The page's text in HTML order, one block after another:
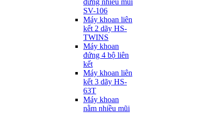
đứng nhiều mũi
SV-106
Máy khoan liên
kết 2 dãy HS-
TWINS
Máy khoan
đứng 4 bộ liên
kết
Máy khoan liên
kết 3 dãy HS-
63T
Máy khoan
nằm nhiều mũi